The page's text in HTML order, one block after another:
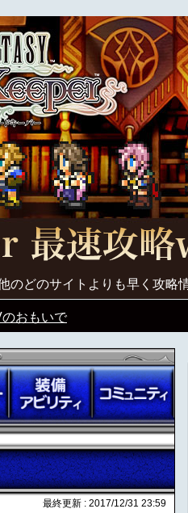
どのサイトよりも早く攻略
のおもいで
最終更新 : 2017/12/31 23:59